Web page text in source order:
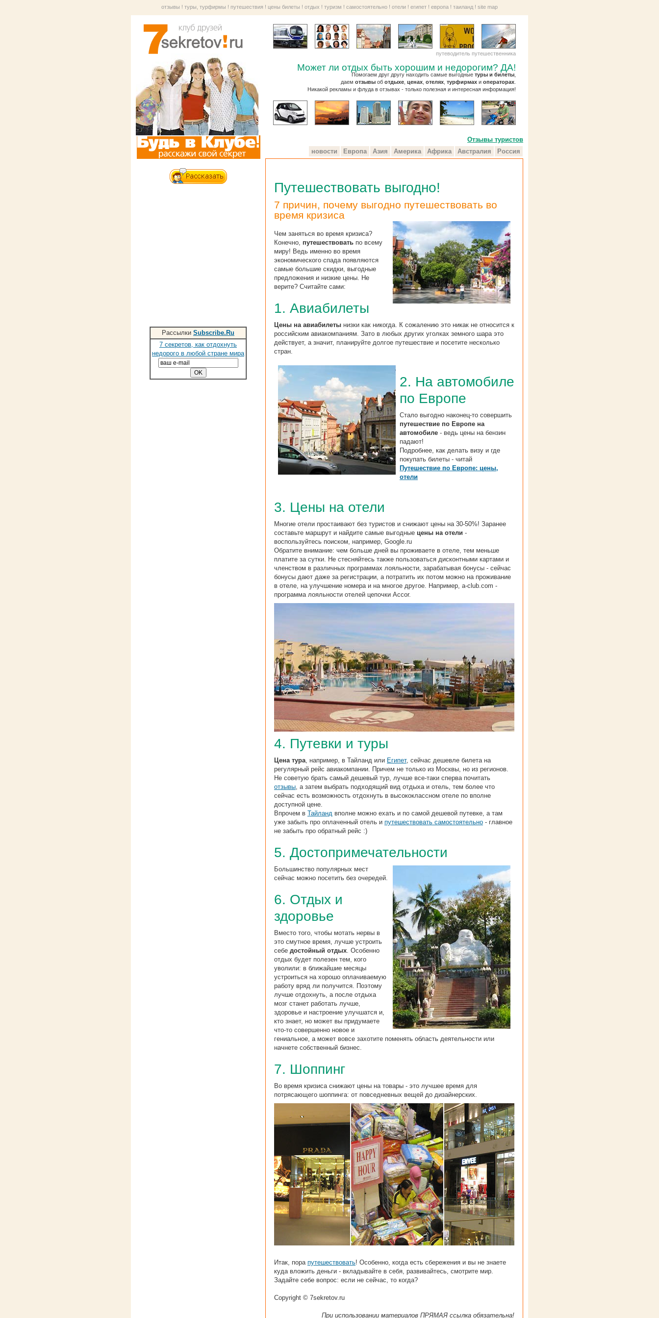
отзывы ! туры, турфирмы ! путешествия ! цены билеты ! отдых ! туризм ! самостоятельно ! отели ! египет ! европа ! таиланд ! site map
путеводитель путешественника
Может ли отдых быть хорошим и недорогим? ДА!
Помогаем друг другу находить самые выгодные туры и билеты
даем отзывы об отдыхе ценах отелях турфирмах и операторах
Никакой рекламы и флуда в отзывах - только полезная и интересная информация!
Рассылки Subscribe.Ru
7 секретов, как отдохнуть
недорого в любой стране мира
Отзывы туристов
новости
Европа Азия Америка Африка Австралия Россия
Путешествовать выгодно!
7 причин, почему выгодно путешествовать во
время кризиса
Чем заняться во время кризиса?
Конечно, путешествовать по всему
миру! Ведь именно во время
экономического спада появляются
самые большие скидки, выгодные
предложения и низкие цены. Не
верите? Считайте сами:
1. Авиабилеты
Цены на авиабилеты низки как никогда. К сожалению это никак не относится к
российским авиакомпаниям. Зато в любых других уголках земного шара это
действует, а значит, планируйте долгое путешествие и посетите несколько
стран.
2. На автомобиле
по Европе
Стало выгодно наконец-то совершить
путешествие по Европе на
автомобиле - ведь цены на бензин
падают!
Подробнее, как делать визу и где
покупать билеты - читай
Путешествие по Европе: цены,
отели
3. Цены на отели
Многие отели простаивают без туристов и снижают цены на 30-50%! Заранее
составьте маршрут и найдите самые выгодные цены на отели -
воспользуйтесь поиском, например, Google.ru
Обратите внимание: чем больше дней вы проживаете в отеле, тем меньше
платите за сутки. Не стесняйтесь также пользоваться дисконтными картами и
членством в различных программах лояльности, зарабатывая бонусы - сейчас
бонусы дают даже за регистрации, а потратить их потом можно на проживание
в отеле, на улучшение номера и на многое другое. Например, a-club.com -
программа лояльности отелей цепочки Accor.
4. Путевки и туры
Цена тура, например, в Тайланд или Египет, сейчас дешевле билета на
регулярный рейс авиакомпании. Причем не только из Москвы, но из регионов.
Не советую брать самый дешевый тур, лучше все-таки сперва почитать
отзывы, а затем выбрать подходящий вид отдыха и отель, тем более что
сейчас есть возможность отдохнуть в высококлассном отеле по вполне
доступной цене.
Впрочем в Тайланд вполне можно ехать и по самой дешевой путевке, а там
уже забыть про оплаченный отель и путешествовать самостоятельно - главное
не забыть про обратный рейс :)
5. Достопримечательности
Большинство популярных мест
сейчас можно посетить без очередей.
6. Отдых и
здоровье
Вместо того, чтобы мотать нервы в
это смутное время, лучше устроить
себе достойный отдых. Особенно
отдых будет полезен тем, кого
уволили: в ближайшие месяцы
устроиться на хорошо оплачиваемую
работу вряд ли получится. Поэтому
лучше отдохнуть, а после отдыха
мозг станет работать лучше,
здоровье и настроение улучшатся и,
кто знает, но может вы придумаете
что-то совершенно новое и
гениальное, а может вовсе захотите поменять область деятельности или
начнете собственный бизнес.
7. Шоппинг
Во время кризиса снижают цены на товары - это лучшее время для
потрясающего шоппинга: от повседневных вещей до дизайнерских.
Итак, пора путешествовать! Особенно, когда есть сбережения и вы не знаете
куда вложить деньги - вкладывайте в себя, развивайтесь, смотрите мир.
Задайте себе вопрос: если не сейчас, то когда?
Copyright © 7sekretov.ru
При использовании материалов ПРЯМАЯ ссылка обязательна!